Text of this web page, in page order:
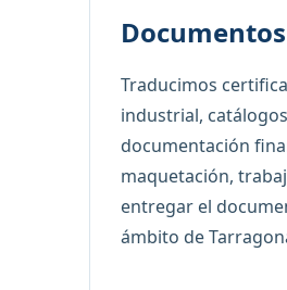
Traducimos
industrial,
documentación
maquetación,
entregar el
ámbito de